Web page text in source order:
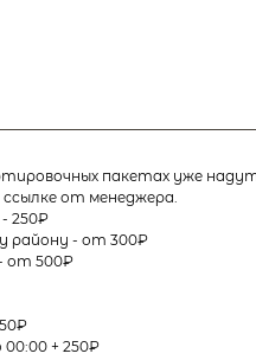
пакетах уже
от менеджера.
250₽
району - от 300₽
от 500₽
00:00 + 250₽